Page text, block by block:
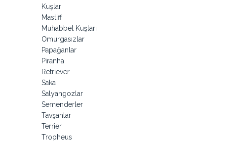
Kuşlar
Mastiff
Muhabbet Kuşları
Omurgasızlar
Papağanlar
Piranha
Retriever
Saka
Salyangozlar
Semenderler
Tavşanlar
Terrier
Tropheus